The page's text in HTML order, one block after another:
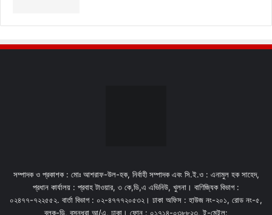
সম্পাদক ও প্রকাশক : মোঃ আশরাফ-উল-হক, নির্বাহী সম্পাদক এবং সি.ই.ও : এনামুল হক সাহেদ,
প্রধান কার্যালয় : প্রবাহ টাওয়ার, ৩ কে,ডি,এ এভিনিউ, খুলনা। বাণিজ্যিক বিভাগ :
০২৪৭৭-৭২২৫৫২. বার্তা বিভাগ : ০২-৪৭৭৭২০৫৩২। ঢাকা অফিস : হাউজ নং-২০১, রোড নং-৫,
ব্লক-ডি, বসুন্ধরা আ/এ, ঢাকা। ফোন : ০১৭১৪-০৩৮৮২৩, ই-মেইল: